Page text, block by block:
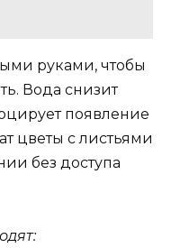
руками, чтобы
Вода снизит
появление
цветы с листьями
без доступа